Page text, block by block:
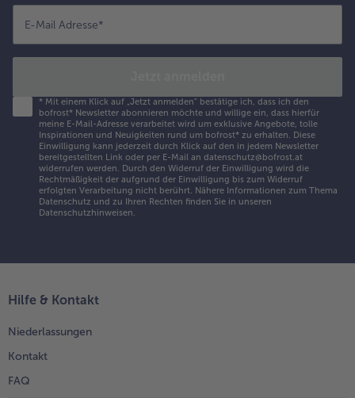
für
mit
frischem
und
E-Mail Adresse*
* Mit einem Klick auf „Jetzt anmelden" bestätige ich, dass ich den
bofrost* Newsletter abonnieren möchte und willige ein, dass hierfür
meine E-Mail-Adresse verarbeitet wird um exklusive Angebote, tolle
Inspirationen und Neuigkeiten rund um bofrost* zu erhalten. Diese
Einwilligung kann jederzeit durch Klick auf den in jedem Newsletter
bereitgestellten Link oder per E-Mail an datenschutz@bofrost.at
widerrufen werden. Durch den Widerruf der Einwilligung wird die
Rechtmäßigkeit der aufgrund der Einwilligung bis zum Widerruf
erfolgten Verarbeitung nicht berührt. Nähere Informationen zum Thema
Datenschutz und zu Ihren Rechten finden Sie in unseren
Datenschutzhinweisen.
Hilfe & Kontakt
Niederlassungen
Kontakt
FAQ